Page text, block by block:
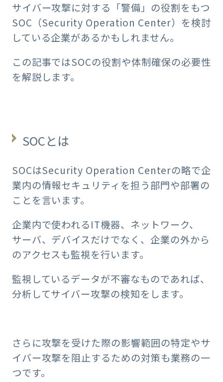
サイバー攻撃に対する「警備」の役割をもつ
SOC（Security Operation Center）を検討
している企業があるかもしれません。
この記事ではSOCの役割や体制確保の必要性
を解説します。
SOCとは
SOCはSecurity Operation Centerの略で企
業内の情報セキュリティを担う部門や部署の
ことを言います。
企業内で使われるIT機器、ネットワーク、
サーバ、デバイスだけでなく、企業の外から
のアクセスも監視を行います。
監視しているデータが不審なものであれば、
分析してサイバー攻撃の検知をします。
さらに攻撃を受けた際の影響範囲の特定やサ
イバー攻撃を阻止するための対策も業務の一
つです。